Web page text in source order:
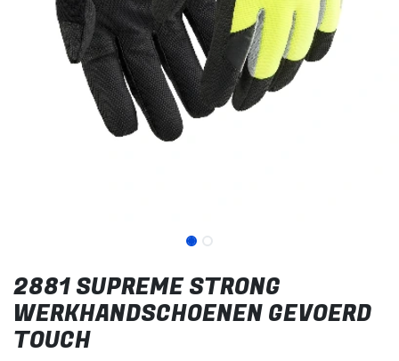
2881 SUPREME STRONG
WERKHANDSCHOENEN GEVOERD
TOUCH